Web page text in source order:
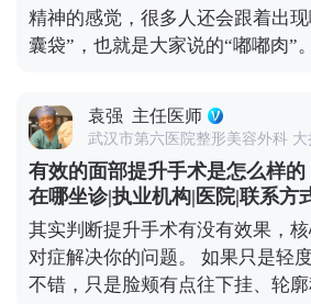
的体质和恢复节奏都不一样，不用
的恢复时间，才能换来更自然的效
众号、百家号、小红薯）预约面诊
精神的感觉，很多人还会跟着出
囊袋”，也就是大家说的“嘟嘟肉”
要通过中下面部拉皮手术来解决。
术，针对嘴角和口角囊袋区域会做
角恢复微微上扬的状态，还不会影
里要重点说下，嘴角周围的神经和
微处理不当就可能影响表情自然
关键——一定要选对脸部解剖结构
时多沟通自己想要的自然效果。
袁强 主任医师
武汉市第六医院整形美容外科
有效的面部提升手术是怎么样的
在哪坐诊|执业机构|医院|联系方
其实判断提升手术有没有效果，
对症解决你的问题。 如果只是轻度松弛，皮肤弹性还
不错，只是脸颊有点往下挂、轮